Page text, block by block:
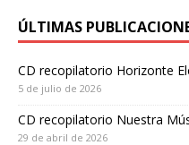
ÚLTIMAS
CD recopilatorio Horizonte
5 de julio de 2026
CD recopilatorio Nuestra
29 de abril de 2026